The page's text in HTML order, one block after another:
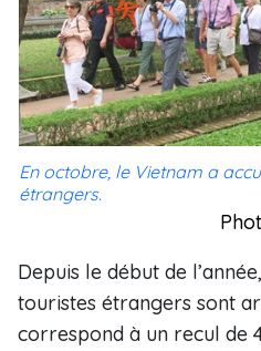
En octobre, le Vietnam a
étrangers.
Depuis le début de
touristes étrangers sont
correspond à un recul de